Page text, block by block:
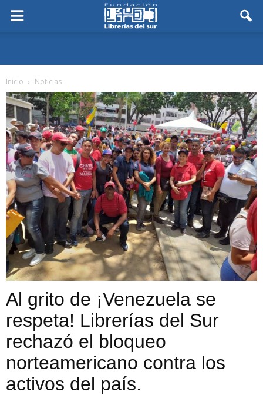
Inicio Noticias
Al grito de ¡Venezuela se
respeta! Librerías del Sur
rechazó el bloqueo
norteamericano contra los
activos del país.